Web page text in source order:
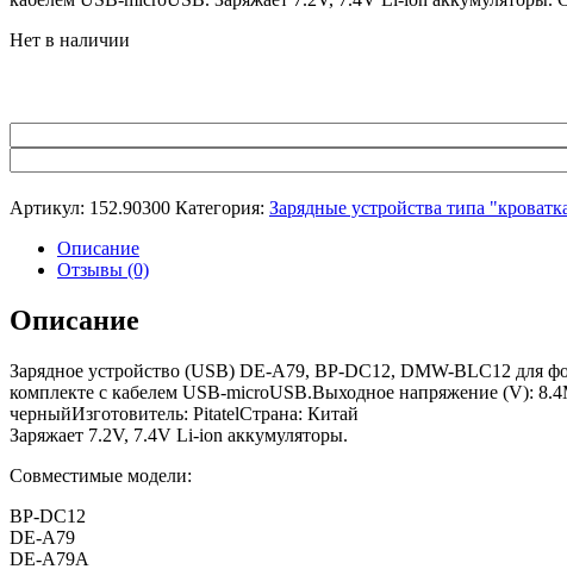
Нет в наличии
Артикул: 152.90300 Категория: Зарядные устройства типа
Описание
Отзывы (0)
Описание
Зарядное устройство (USB) DE-A79, BP-DC12, DMW-BLC12 для
комплекте с кабелем USB-microUSB.Выходное напряжение (V):
черныйИзготовитель: PitatelСтрана: Китай
Заряжает 7.2V, 7.4V Li-ion аккумуляторы.
Совместимые модели:
BP-DC12
DE-A79
DE-A79A